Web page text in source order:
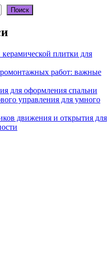
Поиск
плитки для
работ: важные
для оформления спальни
управления для умного
движения и открытия для